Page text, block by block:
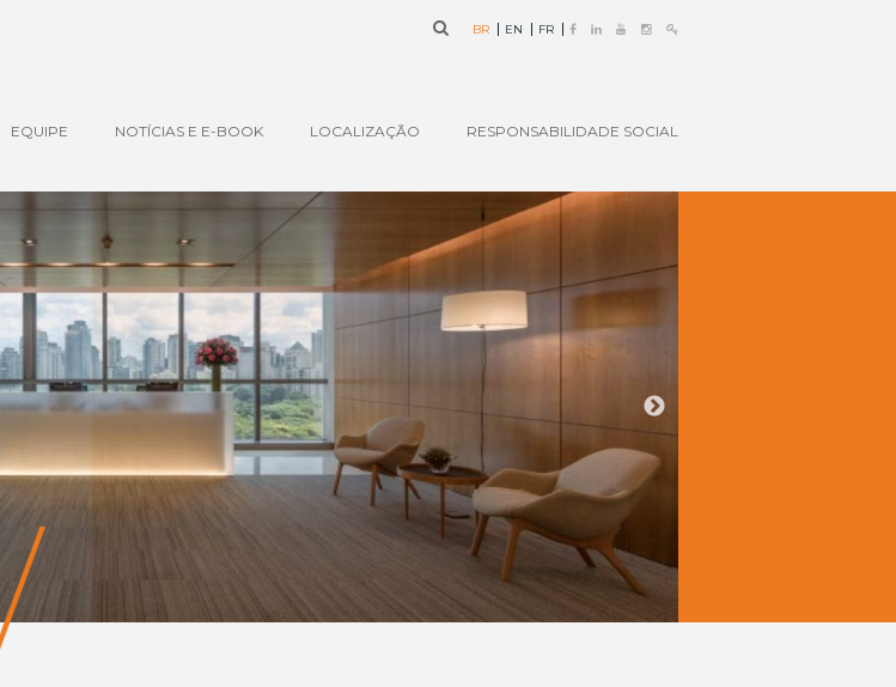
EQUIPE NOTÍCIAS E E-BOOK LOCALIZAÇÃO RESPONSABILIDADE SOCIAL
BR EN FR